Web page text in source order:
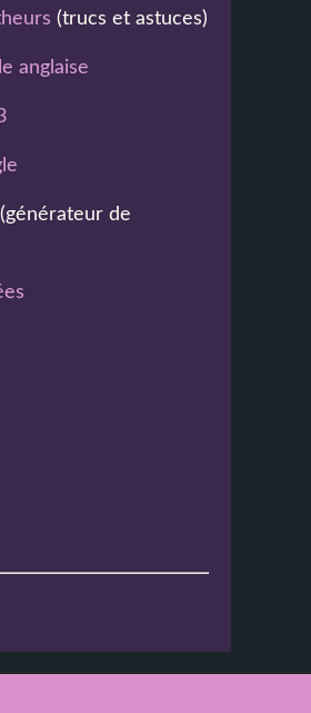
(trucs et astuces)
anglaise
(générateur de